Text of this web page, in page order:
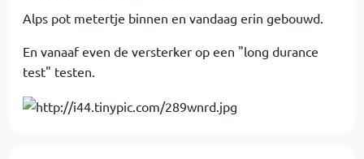
Alps pot metertje binnen en vandaag erin gebouwd.
En vanaaf even de versterker op een "long durance
test" testen.